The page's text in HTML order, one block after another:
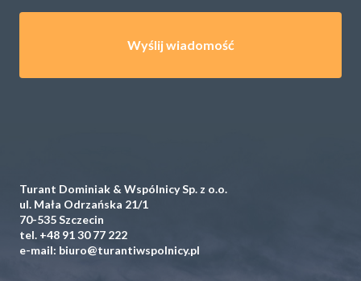
Turant Dominiak & Wspólnicy Sp. z o.o.
ul. Mała Odrzańska 21/1
70-535 Szczecin
tel. +48 91 30 77 222
e-mail: biuro@turantiwspolnicy.pl